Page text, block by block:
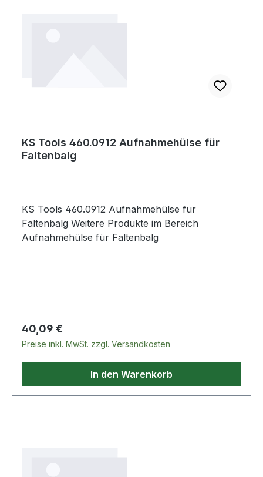
KS Tools 460.0912 Aufnahmehülse für
Faltenbalg
KS Tools 460.0912 Aufnahmehülse für
Faltenbalg Weitere Produkte im Bereich
Aufnahmehülse für Faltenbalg
Regulärer Preis:
40,09 €
Preise inkl. MwSt. zzgl. Versandkosten
In den Warenkorb